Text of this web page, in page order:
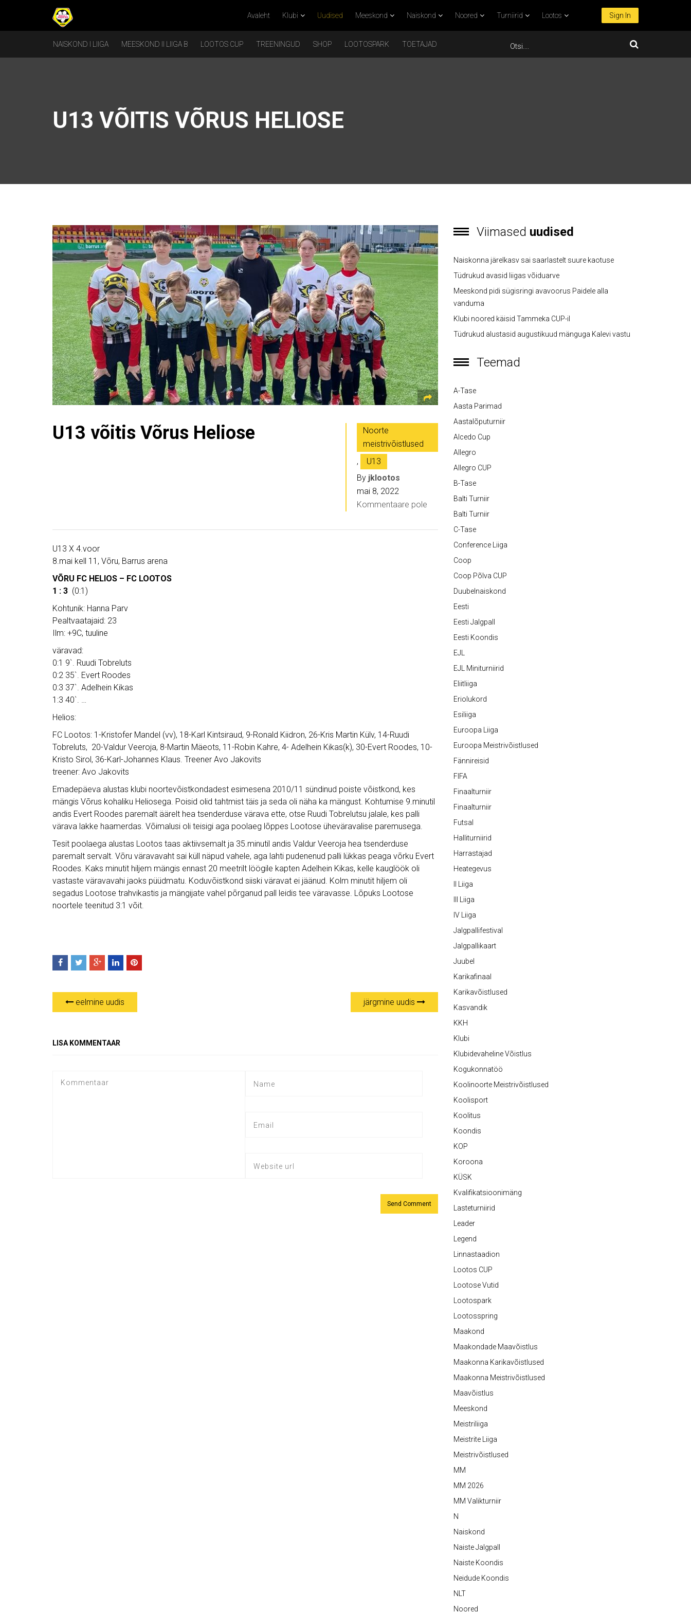
Avaleht Klubi Uudised Meeskond Naiskond Noored Turniirid Lootos Sign In
NAISKOND I LIIGA MEESKOND II LIIGA B LOOTOS CUP TREENINGUD SHOP LOOTOSPARK TOETAJAD
U13 VÕITIS VÕRUS HELIOSE
U13 võitis Võrus Heliose
Noorte
meistrivõistlused
,
U13
By jklootos
mai 8, 2022
Kommentaare pole
U13 X 4.voor
8.mai kell 11, Võru, Barrus arena
VÕRU FC HELIOS – FC LOOTOS
1 : 3 (0:1)
Kohtunik: Hanna Parv
Pealtvaatajaid: 23
Ilm: +9C, tuuline
väravad:
0:1 9`. Ruudi Tobreluts
0:2 35`. Evert Roodes
0:3 37`. Adelhein Kikas
1:3 40`. …
Helios:
FC Lootos: 1-Kristofer Mandel (vv), 18-Karl Kintsiraud, 9-Ronald Kiidron, 26-Kris Martin Külv, 14-Ruudi
Tobreluts, 20-Valdur Veeroja, 8-Martin Mäeots, 11-Robin Kahre, 4- Adelhein Kikas(k), 30-Evert Roodes, 10-
Kristo Sirol, 36-Karl-Johannes Klaus. Treener Avo Jakovits
treener: Avo Jakovits
Emadepäeva alustas klubi noortevõistkondadest esimesena 2010/11 sündinud poiste võistkond, kes
mängis Võrus kohaliku Heliosega. Poisid olid tahtmist täis ja seda oli näha ka mängust. Kohtumise 9.minutil
andis Evert Roodes paremalt äärelt hea tsenderduse värava ette, otse Ruudi Tobrelutsu jalale, kes palli
värava lakke haamerdas. Võimalusi oli teisigi aga poolaeg lõppes Lootose üheväravalise paremusega.
Tesit poolaega alustas Lootos taas aktiivsemalt ja 35.minutil andis Valdur Veeroja hea tsenderduse
paremalt servalt. Võru väravavaht sai küll näpud vahele, aga lahti pudenenud palli lükkas peaga võrku Evert
Roodes. Kaks minutit hiljem mängis ennast 20 meetrilt löögile kapten Adelhein Kikas, kelle kauglöök oli
vastaste väravavahi jaoks püüdmatu. Koduvõistkond siiski väravat ei jäänud. Kolm minutit hiljem oli
segadus Lootose trahvikastis ja mängijate vahel põrganud pall leidis tee väravasse. Lõpuks Lootose
noortele teenitud 3:1 võit.
eelmine uudis järgmine uudis
LISA KOMMENTAAR
Viimased uudised
Naiskonna järelkasv sai saarlastelt suure kaotuse
Tüdrukud avasid liigas võiduarve
Meeskond pidi sügisringi avavoorus Paidele alla
vanduma
Klubi noored käisid Tammeka CUP-il
Tüdrukud alustasid augustikuud mänguga Kalevi vastu
Teemad
A-Tase
Aasta Parimad
Aastalõputurniir
Alcedo Cup
Allegro
Allegro CUP
B-Tase
Balti Turniir
Balti Turniir
C-Tase
Conference Liiga
Coop
Coop Põlva CUP
Duubelnaiskond
Eesti
Eesti Jalgpall
Eesti Koondis
EJL
EJL Miniturniirid
Eliitliiga
Eriolukord
Esiliiga
Euroopa Liiga
Euroopa Meistrivõistlused
Fännireisid
FIFA
Finaalturniir
Finaalturniir
Futsal
Halliturniirid
Harrastajad
Heategevus
II Liiga
III Liiga
IV Liiga
Jalgpallifestival
Jalgpallikaart
Juubel
Karikafinaal
Karikavõistlused
Kasvandik
KKH
Klubi
Klubidevaheline Võistlus
Kogukonnatöö
Koolinoorte Meistrivõistlused
Koolisport
Koolitus
Koondis
KOP
Koroona
KÜSK
Kvalifikatsioonimäng
Lasteturniirid
Leader
Legend
Linnastaadion
Lootos CUP
Lootose Vutid
Lootospark
Lootosspring
Maakond
Maakondade Maavõistlus
Maakonna Karikavõistlused
Maakonna Meistrivõistlused
Maavõistlus
Meeskond
Meistriliiga
Meistrite Liiga
Meistrivõistlused
MM
MM 2026
MM Valikturniir
N
Naiskond
Naiste Jalgpall
Naiste Koondis
Neidude Koondis
NLT
Noored